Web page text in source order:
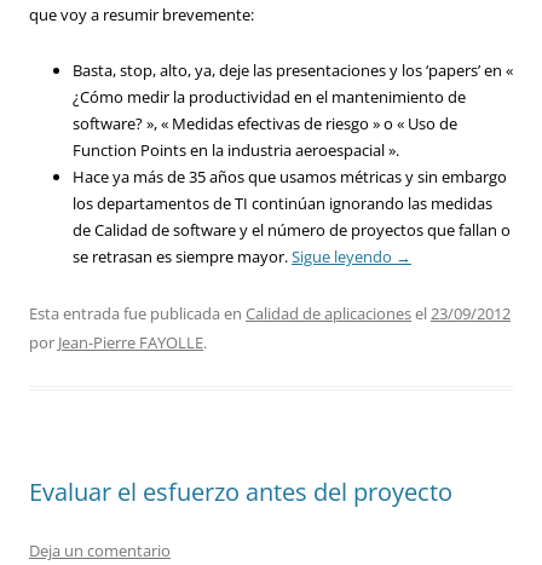
que voy a resumir brevemente:
Basta, stop, alto, ya, deje las presentaciones y los ‘papers’ en «
¿Cómo medir la productividad en el mantenimiento de
software? », « Medidas efectivas de riesgo » o « Uso de
Function Points en la industria aeroespacial ».
Hace ya más de 35 años que usamos métricas y sin embargo
los departamentos de TI continúan ignorando las medidas
de Calidad de software y el número de proyectos que fallan o
se retrasan es siempre mayor.Sigue leyendo →
Esta entrada fue publicada en Calidad de aplicacionesel23/09/2012
por Jean-Pierre FAYOLLE.
Evaluar el esfuerzo antes del proyecto
Deja un comentario